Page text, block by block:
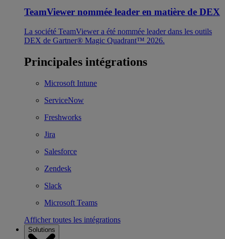
TeamViewer nommée leader en matière de DEX
La société TeamViewer a été nommée leader dans les outils
DEX de Gartner® Magic Quadrant™ 2026.
Principales intégrations
Microsoft Intune
ServiceNow
Freshworks
Jira
Salesforce
Zendesk
Slack
Microsoft Teams
Afficher toutes les intégrations
Solutions